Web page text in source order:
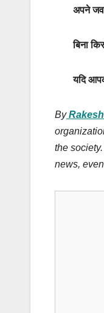
अपने
बिना
यदि
By
the
news,